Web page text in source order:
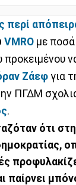
περί
VMRO με
προκειμένου
Ζάεφ για
ΠΓΔΜ
.
ότι
παίρνει